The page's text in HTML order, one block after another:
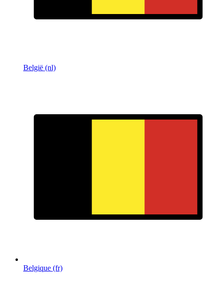
België (nl)
Belgique (fr)